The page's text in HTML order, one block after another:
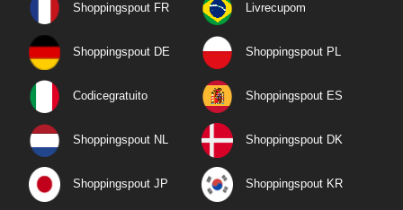
Shoppingspout FR Livrecupom
Shoppingspout DE Shoppingspout PL
Codicegratuito Shoppingspout ES
Shoppingspout NL Shoppingspout DK
Shoppingspout JP Shoppingspout KR